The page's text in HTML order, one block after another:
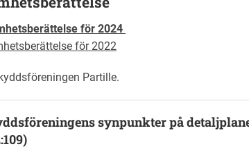
för 2024
för 2022
Partille.
synpunkter på